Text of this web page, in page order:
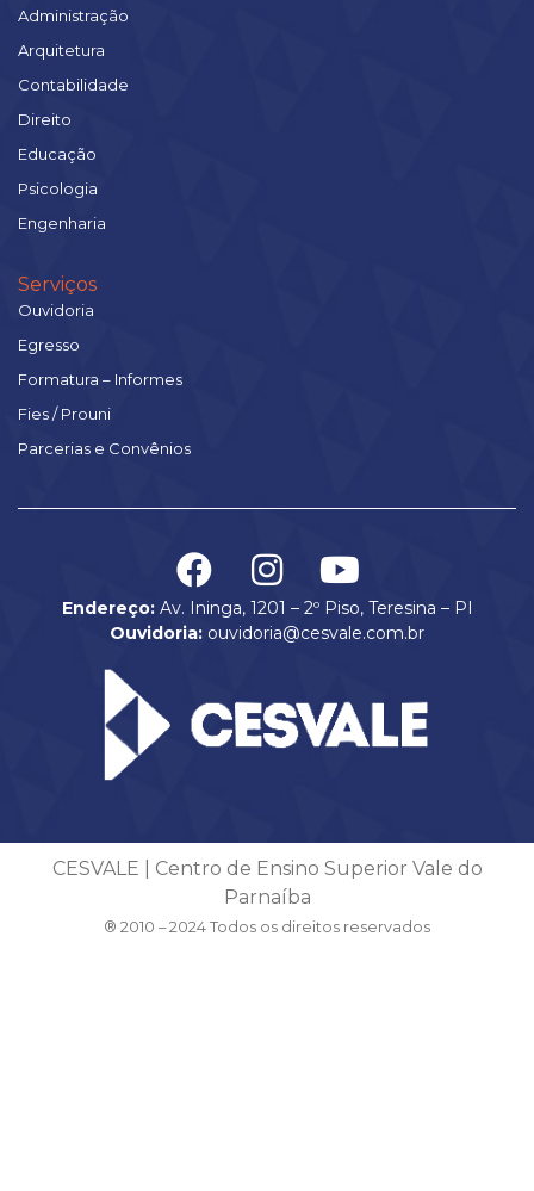
Administração
Arquitetura
Contabilidade
Direito
Educação
Psicologia
Engenharia
Serviços
Ouvidoria
Egresso
Formatura – Informes
Fies / Prouni
Parcerias e Convênios
Endereço:Av. Ininga, 1201 – 2º Piso, Teresina – PI
Ouvidoria: ouvidoria@cesvale.com.br
CESVALE | Centro de Ensino Superior Vale do
Parnaíba
® 2010 – 2024 Todos os direitos reservados